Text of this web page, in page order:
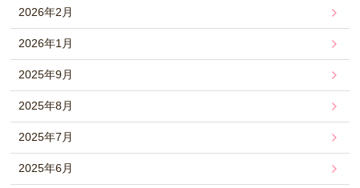
2026年2月
2026年1月
2025年9月
2025年8月
2025年7月
2025年6月